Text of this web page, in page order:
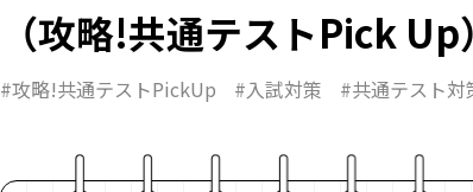
（攻略!共通テストPick Up）
#攻略!共通テストPickUp #入試対策 #共通テスト対